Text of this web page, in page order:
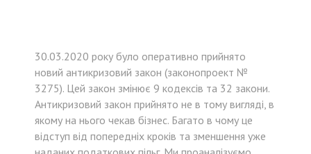
30.03.2020 року було оперативно прийнято
новий антикризовий закон (законопроект №
3275). Цей закон змінює 9 кодексів та 32 закони.
Антикризовий закон прийнято не в тому вигляді, в
якому на нього чекав бізнес. Багато в чому це
відступ від попередніх кроків та зменшення уже